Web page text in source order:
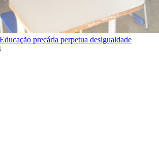
Educação precária perpetua desigualdade